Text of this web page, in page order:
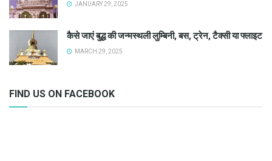
JANUARY 29, 2025
कैसे जाएं बुद्ध की जन्मस्थली लुम्बिनी, बस, ट्रेन, टैक्सी या फ्लाइट
MARCH 29, 2025
FIND US ON FACEBOOK